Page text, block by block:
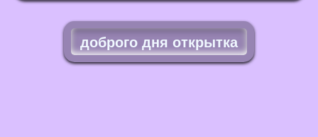
доброго дня открытка